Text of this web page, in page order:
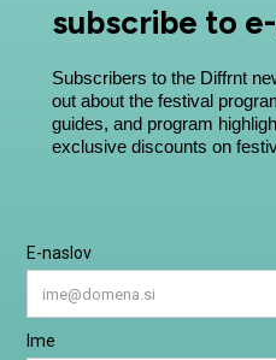
subscribe to
Subscribers to the Diffrnt
out about the festival
guides, and program
exclusive discounts on